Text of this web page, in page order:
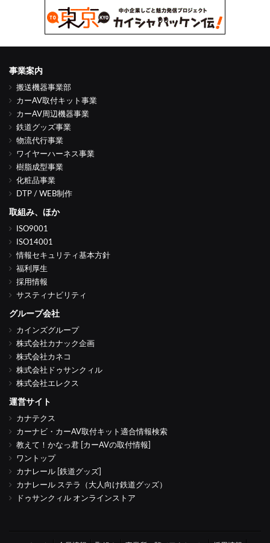
事業案内
搬送機器事業部
カーAV取付キット事業
カーAV周辺機器事業
鉄道グッズ事業
物流代行事業
ワイヤーハーネス事業
樹脂成型事業
化粧品事業
DTP / WEB制作
取組み、ほか
ISO9001
ISO14001
情報セキュリティ基本方針
福利厚生
採用情報
サスティナビリティ
グループ会社
カインズグループ
株式会社カナック企画
株式会社カネコ
株式会社ドゥサンクィル
株式会社エレクス
運営サイト
カナテクス
カーナビ・カーAV取付キット適合情報検索
教えて！かなっ君 [カーAVの取付情報]
ワントップ
カナレール [鉄道グッズ]
カナレール ステラ（大人向け鉄道グッズ）
ドゥサンクィル オンラインストア